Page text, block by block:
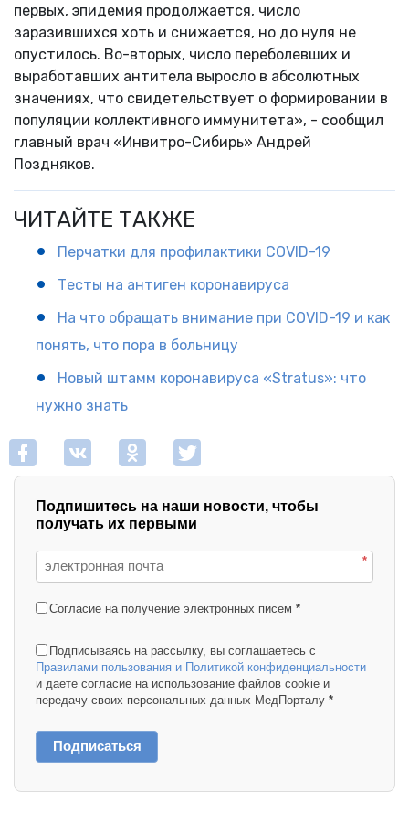
первых, эпидемия продолжается, число
заразившихся хоть и снижается, но до нуля не
опустилось. Во-вторых, число переболевших и
выработавших антитела выросло в абсолютных
значениях, что свидетельствует о формировании в
популяции коллективного иммунитета», - сообщил
главный врач «Инвитро-Сибирь» Андрей
Поздняков.
ЧИТАЙТЕ ТАКЖЕ
Перчатки для профилактики COVID-19
Тесты на антиген коронавируса
На что обращать внимание при COVID-19 и как
понять, что пора в больницу
Новый штамм коронавируса «Stratus»: что
нужно знать
Подпишитесь на наши новости, чтобы
получать их первыми
*
Согласие на получение электронных писем *
Подписываясь на рассылку, вы соглашаетесь с
Правилами пользования и Политикой конфиденциальности
и даете согласие на использование файлов cookie и
передачу своих персональных данных МедПорталу *
Подписаться